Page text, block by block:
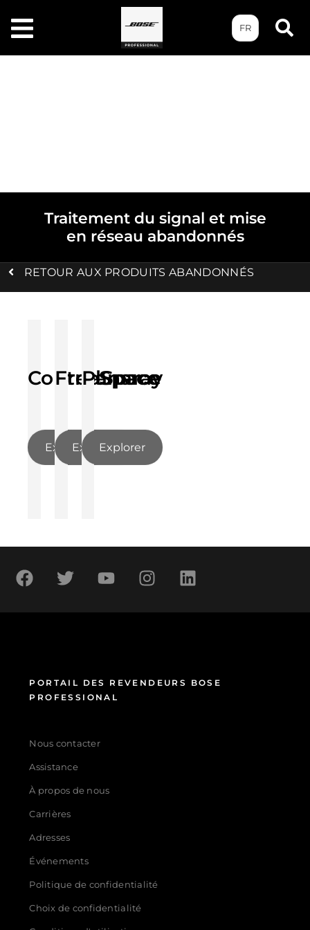
FR
Traitement du signal et mise
en réseau abandonnés
RETOUR AUX PRODUITS ABANDONNÉS
ControlSpace
Explorer
FreeSpace
Explorer
Panaray
Explorer
PORTAIL DES REVENDEURS BOSE
PROFESSIONAL
Nous contacter
Assistance
À propos de nous
Carrières
Adresses
Événements
Politique de confidentialité
Choix de confidentialité